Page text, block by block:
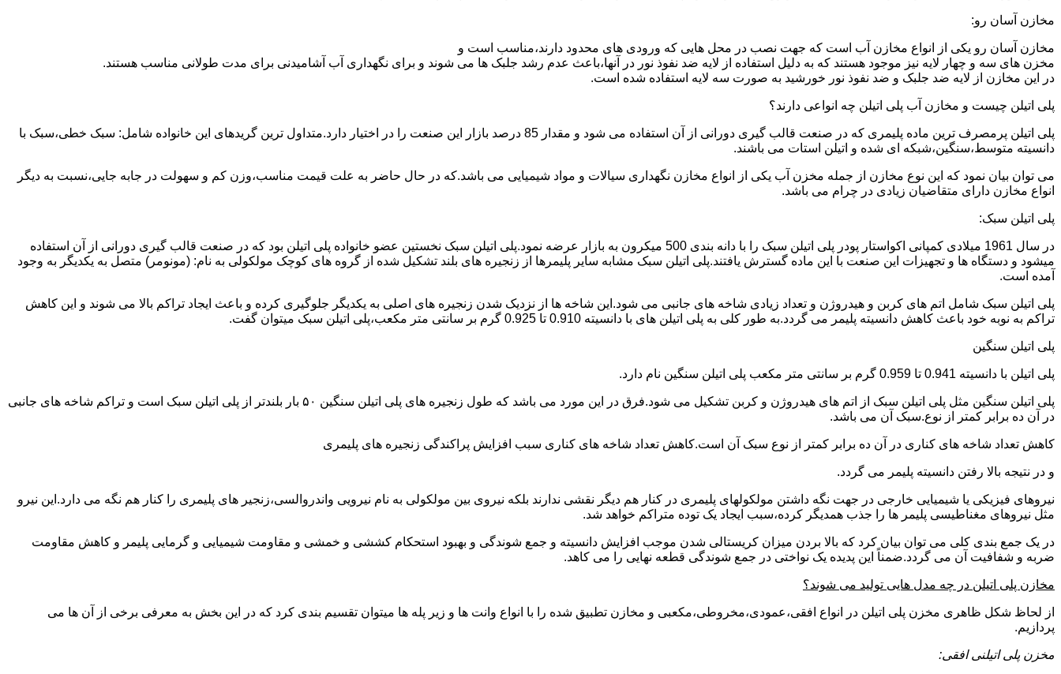
مخازن آسان رو:
مخازن آسان رو یکی از انواع مخازن آب است که جهت نصب در محل هایی که ورودی های محدود دارند،مناسب است و
مخزن های سه و چهار لایه نیز موجود هستند که به دلیل استفاده از لایه ضد نفوذ نور در آنها،باعث عدم رشد جلبک ها می شوند و برای نگهداری آب آشامیدنی برای مدت طولانی مناسب هستند.
در این مخازن از لایه ضد جلبک و ضد نفوذ نور خورشید به صورت سه لایه استفاده شده است.
پلی اتیلن چیست و مخازن آب پلی اتیلن چه انواعی دارند؟
پلی اتیلن پرمصرف ترین ماده پلیمری که در صنعت قالب گیری دورانی از آن استفاده می شود و مقدار 85 درصد بازار این صنعت را در اختیار دارد.متداول ترین گریدهای این خانواده شامل: سبک خطی،سبک با
دانسیته متوسط،سنگین،شبکه ای شده و اتیلن استات می باشند.
می توان بیان نمود که این نوع مخازن از جمله مخزن آب یکی از انواع مخازن نگهداری سیالات و مواد شیمیایی می باشد.که در حال حاضر به علت قیمت مناسب،وزن کم و سهولت در جابه جایی،نسبت به دیگر
انواع مخازن دارای متقاضیان زیادی در چرام می باشد.
پلی اتیلن سبک:
در سال 1961 میلادی کمپانی اکواستار پودر پلی اتیلن سبک را با دانه بندی 500 میکرون به بازار عرضه نمود.پلی اتیلن سبک نخستین عضو خانواده پلی اتیلن بود که در صنعت قالب گیری دورانی از آن استفاده
میشود و دستگاه ها و تجهیزات این صنعت با این ماده گسترش یافتند.پلی اتیلن سبک مشابه سایر پلیمرها از زنجیره های بلند تشکیل شده از گروه های کوچک مولکولی به نام: (مونومر) متصل به یکدیگر به وجود
آمده است.
پلی اتیلن سبک شامل اتم های کربن و هیدروژن و تعداد زیادی شاخه های جانبی می شود.این شاخه ها از نزدیک شدن زنجیره های اصلی به یکدیگر جلوگیری کرده و باعث ایجاد تراکم بالا می شوند و این کاهش
تراکم به نوبه خود باعث کاهش دانسیته پلیمر می گردد.به طور کلی به پلی اتیلن های با دانسیته 0.910 تا 0.925 گرم بر سانتی متر مکعب،پلی اتیلن سبک میتوان گفت.
پلی اتیلن سنگین
پلی اتیلن با دانسیته 0.941 تا 0.959 گرم بر سانتی متر مکعب پلی اتیلن سنگین نام دارد.
پلی اتیلن سنگین مثل پلی اتیلن سبک از اتم های هیدروژن و کربن تشکیل می شود.فرق در این مورد می باشد که طول زنجیره های پلی اتیلن سنگین ۵۰ بار بلندتر از پلی اتیلن سبک است و تراکم شاخه های جانبی
در آن ده برابر کمتر از نوع.سبک آن می باشد.
کاهش تعداد شاخه های کناری در آن ده برابر کمتر از نوع سبک آن است.کاهش تعداد شاخه های کناری سبب افزایش پراکندگی زنجیره های پلیمری
و در نتیجه بالا رفتن دانسیته پلیمر می گردد.
نیروهای فیزیکی یا شیمیایی خارجی در جهت نگه داشتن مولکولهای پلیمری در کنار هم دیگر نقشی ندارند بلکه نیروی بین مولکولی به نام نیرویی واندروالسی،زنجیر های پلیمری را کنار هم نگه می دارد.این نیرو
مثل نیروهای مغناطیسی پلیمر ها را جذب همدیگر کرده،سبب ایجاد یک توده متراکم خواهد شد.
در یک جمع بندی کلی می توان بیان کرد که بالا بردن میزان کریستالی شدن موجب افزایش دانسیته و جمع شوندگی و بهبود استحکام کششی و خمشی و مقاومت شیمیایی و گرمایی پلیمر و کاهش مقاومت
ضربه و شفافیت آن می گردد.ضمناً این پدیده یک نواختی در جمع شوندگی قطعه نهایی را می کاهد.
مخازن پلی اتیلن در چه مدل هایی تولید می شوند؟
از لحاظ شکل ظاهری مخزن پلی اتیلن در انواع افقی،عمودی،مخروطی،مکعبی و مخازن تطبیق شده را با انواع وانت ها و زیر پله ها میتوان تقسیم بندی کرد که در این بخش به معرفی برخی از آن ها می
پردازیم.
مخزن پلی اتیلنی افقی: